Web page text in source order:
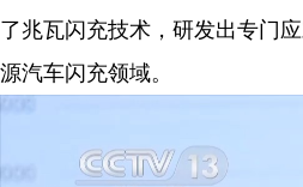
了兆瓦闪充技术，研发出专门
源汽车闪充领域。